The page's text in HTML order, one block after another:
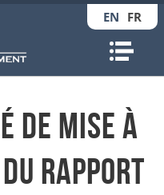
EN FR
de mise à
rapport